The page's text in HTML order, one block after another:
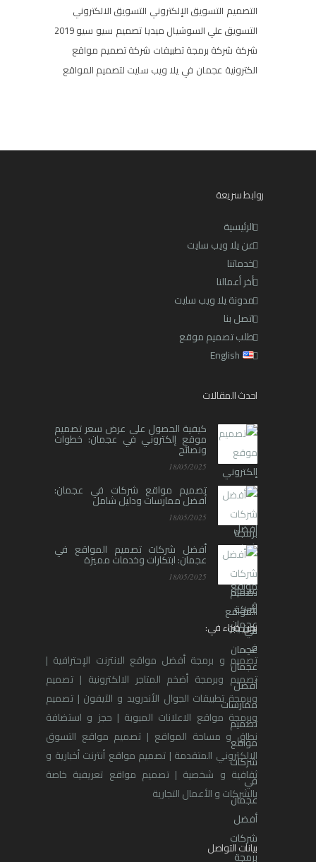
التصميم التسويق الإلكتروني التسويق الالكتروني
التسويق علي السوشيال ميديا تصميم سيو سيو 2019
شركة شركة برمجة تطبيقات شركة تصميم مواقع
الكترونية عجمان في يلا ويب سايت لتصميم المواقع
روابط سريعة
الرئيسية
عن يلا ويب سايت
خدماتنا
أخر أعمالنا
مدونة يلا ويب سايت
اتصل بنا
طلب تصميم موقع
English
احدث المقالات
كيفية الحصول على عرض سعر تصميم
موقع إلكتروني في عجمان: خطوات
ونصائح
18/05/2025
تصميم مواقع شركات في عجمان:
أفضل ممارسات ودليل شامل
18/05/2025
أفضل شركات تصميم المواقع في
عجمان: ابتكارات وخدمات مميزة
18/05/2025
نحن خبراء في:
تصميم و برمجة أفضل مواقع الانترنت الإحترافية |
تصميم وبرمجة أضخم المتاجر الالكترونية | تصميم
وبرمجة تطبيقات الجوال الأندرويد و الآيفون | تصميم
وبرمجة مواقع الاعلانات المبوبة | حجز و استضافة
نطاق و مساحة المواقع | تصميم مواقع التسوق
الالكتروني المتقدمة | تصميم مواقع أنترنت أخبارية و
ثقافية و شخصية | تصميم مواقع تعريفية خاصة
بالشركات و الأعمال التجارية
بيانات التواصل